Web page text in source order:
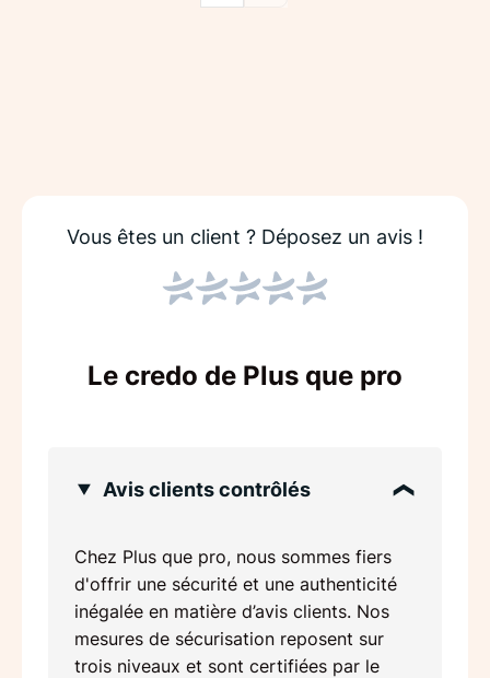
Vous êtes un client ? Déposez un avis !
Le credo de Plus que pro
Avis clients contrôlés
Chez Plus que pro, nous sommes fiers
d'offrir une sécurité et une authenticité
inégalée en matière d’avis clients. Nos
mesures de sécurisation reposent sur
trois niveaux et sont certifiées par le